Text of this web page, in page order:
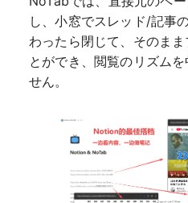
し、小窓でスレッド/記事
わったら閉じて、そのま
とができ、閲覧のリズム
せん。